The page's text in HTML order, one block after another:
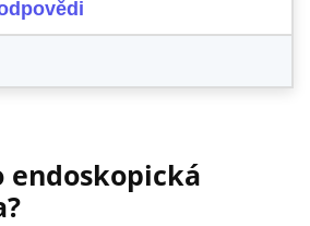
endoskopická